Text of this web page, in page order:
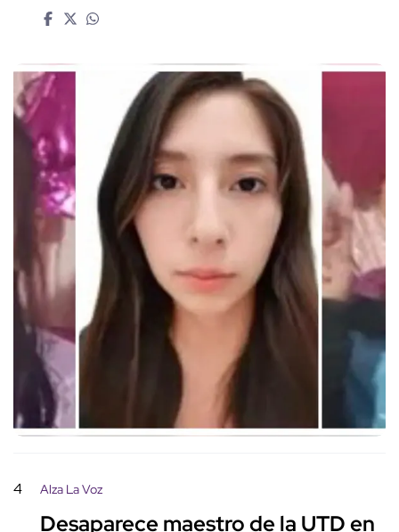
4 Alza La Voz
Desaparece maestro de la UTD en